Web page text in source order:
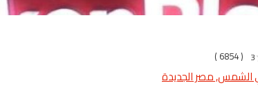
3
( 6854 )
الشمس, مصر الجديدة